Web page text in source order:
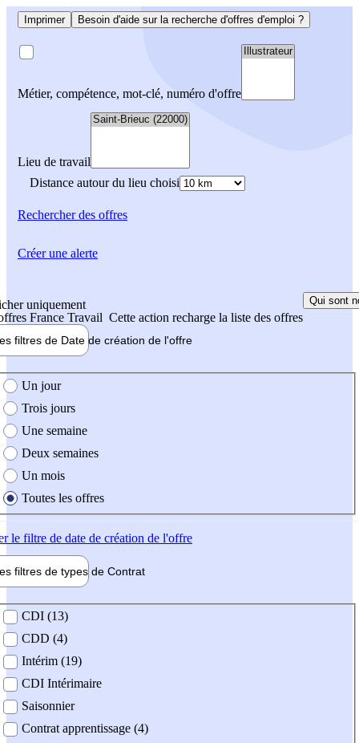
Imprimer Besoin d'aide sur la recherche d'offres d'emploi ?
Métier, compétence, mot-clé, numéro d'offre
Lieu de travail
Distance autour du lieu choisi
Rechercherdes offres
uniquement
France Travail Cette action recharge la liste des offres
Qui sont
filtres de Date de création de l'offre
création de l'offre
Un jour
Trois jours
Une semaine
Deux semaines
Un mois
Toutes les offres
le filtre de date de création de l'offre
filtres de types de Contrat
contrat
CDI (13)
CDD (4)
Intérim (19)
CDI Intérimaire
Saisonnier
Contrat apprentissage (4)
Créer une alerte